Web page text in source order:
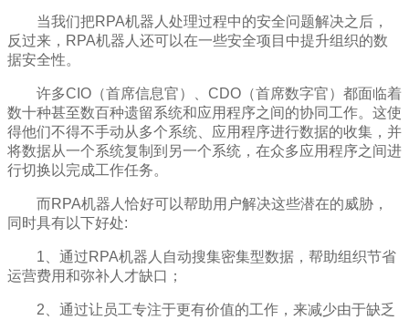
当我们把RPA机器人处理过程中的安全问题解决之后，
反过来，RPA机器人还可以在一些安全项目中提升组织的数
据安全性。
许多CIO（首席信息官）、CDO（首席数字官）都面临着
数十种甚至数百种遗留系统和应用程序之间的协同工作。这使
得他们不得不手动从多个系统、应用程序进行数据的收集，并
将数据从一个系统复制到另一个系统，在众多应用程序之间进
行切换以完成工作任务。
而RPA机器人恰好可以帮助用户解决这些潜在的威胁，
同时具有以下好处:
1、通过RPA机器人自动搜集密集型数据，帮助组织节省
运营费用和弥补人才缺口；
2、通过让员工专注于更有价值的工作，来减少由于缺乏